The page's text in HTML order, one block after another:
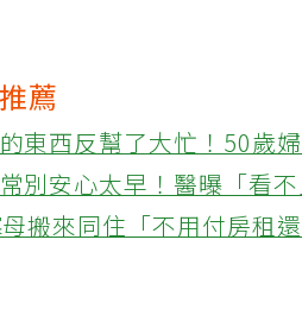
薦
東西反幫了大忙！50歲
別安心太早！醫曝「看
搬來同住「不用付房租